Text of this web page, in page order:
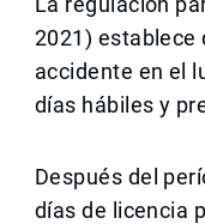
2021) establece
accidente en el
días hábiles y
Después del
días de licencia